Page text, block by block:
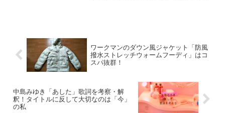
ワークマンのダウン風ジャケット「防風
撥水ストレッチウォームフーディ」はコ
スパ抜群！
中島みゆき「あした」歌詞を考察・解
釈！タイトルに反して大切なのは「今」
の私